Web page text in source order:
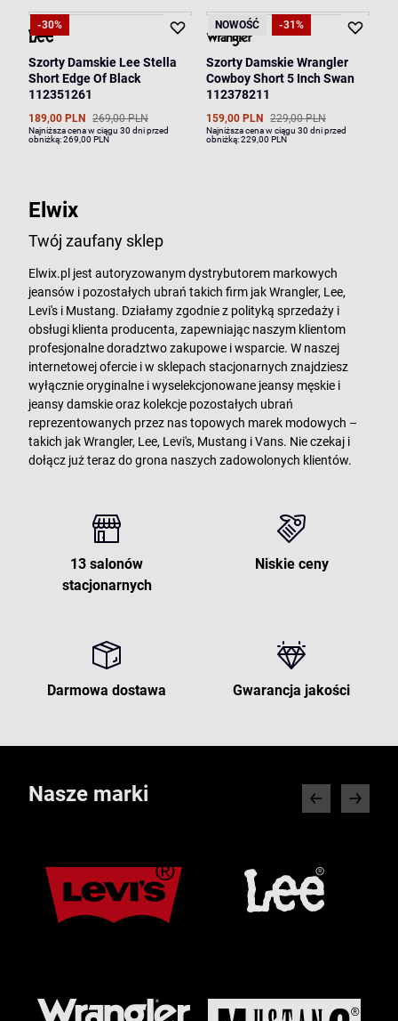
-30%
Szorty Damskie Lee Stella
Short Edge Of Black
112351261
189,00 PLN 269,00 PLN
Najniższa cena w ciągu 30 dni przed
obniżką:269,00 PLN
NOWOŚĆ -31%
Szorty Damskie Wrangler
Cowboy Short 5 Inch Swan
112378211
159,00 PLN 229,00 PLN
Najniższa cena w ciągu 30 dni przed
obniżką:229,00 PLN
Elwix
Twój zaufany sklep
Elwix.pl jest autoryzowanym dystrybutorem markowych
jeansów i pozostałych ubrań takich firm jak Wrangler, Lee,
Levi's i Mustang. Działamy zgodnie z polityką sprzedaży i
obsługi klienta producenta, zapewniając naszym klientom
profesjonalne doradztwo zakupowe i wsparcie. W naszej
internetowej ofercie i w sklepach stacjonarnych znajdziesz
wyłącznie oryginalne i wyselekcjonowane jeansy męskie i
jeansy damskie oraz kolekcje pozostałych ubrań
reprezentowanych przez nas topowych marek modowych –
takich jak Wrangler, Lee, Levi's, Mustang i Vans. Nie czekaj i
dołącz już teraz do grona naszych zadowolonych klientów.
13 salonów
stacjonarnych
Niskie ceny
Darmowa dostawa Gwarancja jakości
Nasze marki